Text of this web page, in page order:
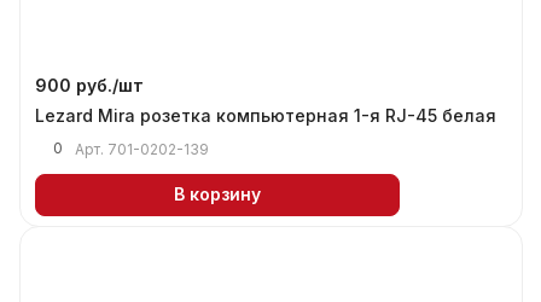
900 руб./шт
Lezard Mira розетка компьютерная 1-я RJ-45 белая
0 Арт. 701-0202-139
В корзину